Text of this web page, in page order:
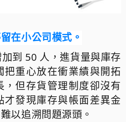
在小公司模式。
到 50 人，進貨量與庫存
重心放在衝業績與開拓
，但存貨管理制度卻沒有
發現庫存與帳面差異金
以追溯問題源頭。